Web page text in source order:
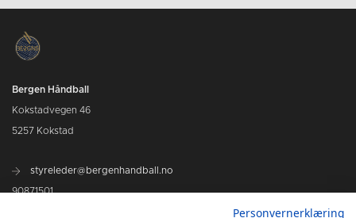
Bergen Håndball
Kokstadvegen 46
5257 Kokstad
styreleder@bergenhandball.no
90871501
Personvernerklæring